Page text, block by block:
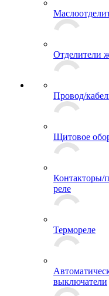
Отделители
Провод/
Щитовое
Контакторы/
реле
Термореле
выключатели